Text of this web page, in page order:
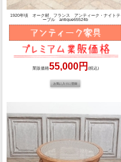
1920年頃 オーク材 フランス アンティーク・ナイトテ
ーブル antique65524b
業販価格55,000円 (税込)